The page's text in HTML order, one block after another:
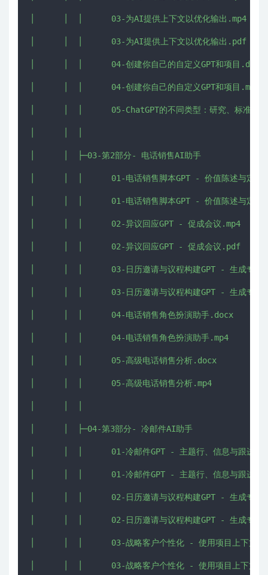
│      │  │      03-为AI提供上下文以优化输出.mp4
│      │  │      03-为AI提供上下文以优化输出.pdf
│      │  │      04-创建你自己的自定义GPT和项目.docx
│      │  │      04-创建你自己的自定义GPT和项目.mp4
│      │  │      05-ChatGPT的不同类型：研究、标准、联
│      │  ├─03-第2部分- 电话销售AI助手
│      │  │      01-电话销售脚本GPT - 价值陈述与定向
│      │  │      01-电话销售脚本GPT - 价值陈述与定向
│      │  │      02-异议回应GPT - 促成会议.mp4
│      │  │      02-异议回应GPT - 促成会议.pdf
│      │  │      03-日历邀请与议程构建GPT - 生成专业
│      │  │      03-日历邀请与议程构建GPT - 生成专业
│      │  │      04-电话销售角色扮演助手.docx
│      │  │      04-电话销售角色扮演助手.mp4
│      │  │      05-高级电话销售分析.docx
│      │  │      05-高级电话销售分析.mp4
│      │  ├─04-第3部分- 冷邮件AI助手
│      │  │      01-冷邮件GPT - 主题行、信息与跟进节
│      │  │      01-冷邮件GPT - 主题行、信息与跟进节
│      │  │      02-日历邀请与议程构建GPT - 生成专业
│      │  │      02-日历邀请与议程构建GPT - 生成专业
│      │  │      03-战略客户个性化 - 使用项目上下文重
│      │  │      03-战略客户个性化 - 使用项目上下文重